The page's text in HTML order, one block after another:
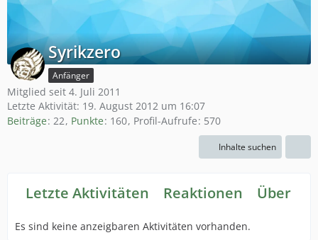
Syrikzero
Anfänger
Mitglied seit 4. Juli 2011
Letzte Aktivität: 19. August 2012 um 16:07
Beiträge 22 Punkte 160 Profil-Aufrufe 570
Inhalte suchen
Letzte Aktivitäten Reaktionen Über
Es sind keine anzeigbaren Aktivitäten vorhanden.